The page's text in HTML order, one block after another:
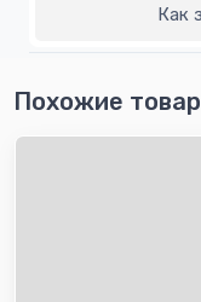
Как
Похожие